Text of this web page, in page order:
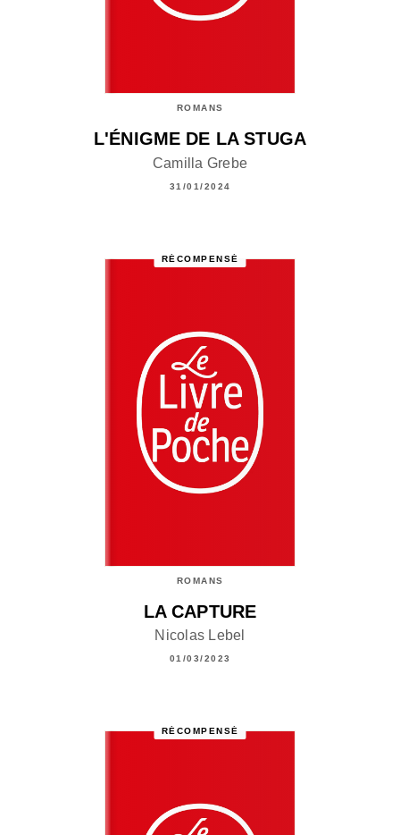
ROMANS
L'ÉNIGME DE LA STUGA
Camilla Grebe
31/01/2024
RÉCOMPENSÉ
ROMANS
LA CAPTURE
Nicolas Lebel
01/03/2023
RÉCOMPENSÉ